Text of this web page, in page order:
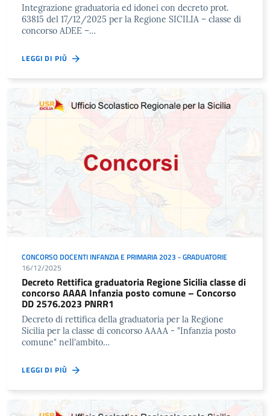
Integrazione graduatoria ed idonei con decreto prot.
63815 del 17/12/2025 per la Regione SICILIA – classe di
concorso ADEE –…
LEGGI DI PIÙ
CONCORSO DOCENTI INFANZIA E PRIMARIA 2023 - GRADUATORIE
16/12/2025
Decreto Rettifica graduatoria Regione Sicilia classe di
concorso AAAA Infanzia posto comune – Concorso
DD 2576.2023 PNRR1
Decreto di rettifica della graduatoria per la Regione
Sicilia per la classe di concorso AAAA - "Infanzia posto
comune" nell'ambito…
LEGGI DI PIÙ